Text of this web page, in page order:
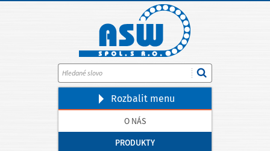
Rozbalit menu
O NÁS
PRODUKTY